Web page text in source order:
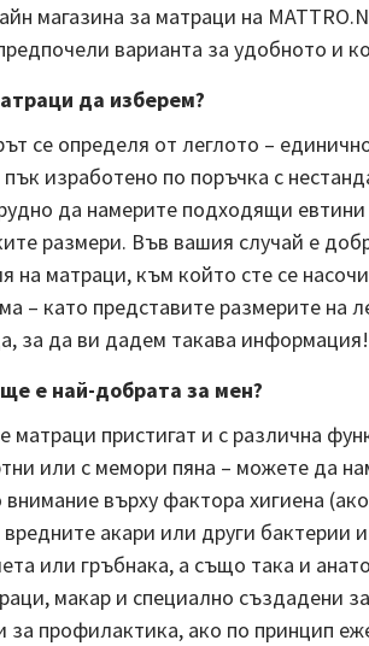
магазина за матраци на
варианта за удобното и
да изберем?
се определя от леглото –
изработено по поръчка с
да намерите подходящи
размери. Във вашия случай е
на матраци, към който сте се
– като представите размерите на
за да ви дадем такава информация!
е най-добрата за мен?
матраци пристигат и с различна
или с мемори пяна – можете да
върху фактора хигиена
акари или други бактерии
или гръбнака, а също така и
макар и специално създадени
за профилактика, ако по принцип